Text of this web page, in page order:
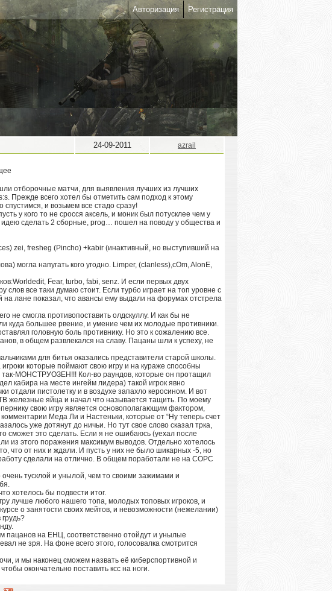
Авторизация Регистрация
24-09-2011
azrail
отборочные матчи, для выявления лучших из лучших
Прежде всего хотел бы отметить сам подход к этому
и возьмем все стадо сразу!
у кого то не сросся аксель, и моник был потусклее чем у
сделать 2 сборные, prog… пошел на поводу у общества и
zei, fresheg (Pincho) +kabir (инактивный, но выступивший на
могла напугать кого угодно. Limper, (clanless),cOm, AlonE,
Fear, turbo, fabi, senz. И если первых двух
все таки думаю стоит. Если турбо играет на топ уровне с
лане показал, что авансы ему выдали на форумах отстрела
не смогла противопоставить олдскуллу. И как бы не
куда большее рвение, и умение чем их молодые противники.
головную боль противнику. Но это к сожалению все.
в общем развлекался на славу. Пацаны шли к успеху, не
для битья оказались представители старой школы.
которые поймают свою игру и на кураже способны
так-МОНСТРУОЗЕН!!! Кол-во раундов, которые он протащил
кабира на месте ингейм лидера) такой игрок явно
отдали пистолетку и в воздухе запахло керосином. И вот
железные яйца и начал что называется тащить. По моему
свою игру является основополагающим фактором,
Меда Ли и Настеньки, которые от “Ну теперь счет
уже дотянут до ничьи. Но тут свое слово сказал трка,
сможет это сделать. Если я не ошибаюсь (уехал после
из этого поражения максимум выводов. Отдельно хотелось
что от них и ждали. И пусть у них не было шикарных -5, но
сделали на отлично. В общем поработали не на СОРС
тусклой и унылой, чем то своими зажимами и
хотелось бы подвести итог.
лучше любого нашего топа, молодых топовых игроков, и
о занятости своих мейтов, и невозможности (нежелании)
пацанов на ЕНЦ, соответственно отойдут и унылые
не зря. На фоне всего этого, голосовалка смотрится
и мы наконец сможем назвать её киберспортивной и
окончательно поставить ксс на ноги.